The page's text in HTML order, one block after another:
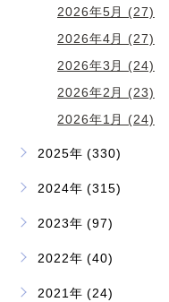
2026年5月 (27)
2026年4月 (27)
2026年3月 (24)
2026年2月 (23)
2026年1月 (24)
2025年 (330)
2024年 (315)
2023年 (97)
2022年 (40)
2021年 (24)